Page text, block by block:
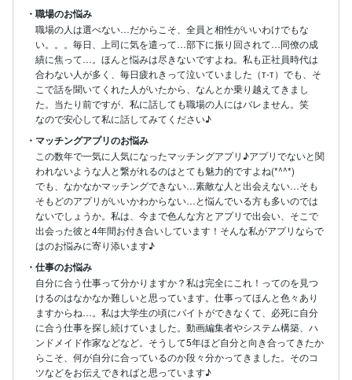
・職場のお悩み
職場の人は選べない…だからこそ、全員と相性がいいわけでもな
い。。。毎日、上司に気を遣って…部下に振り回されて…同僚の成
績に焦って…。ほんと悩みは尽きないですよね。私も正社員時代は
合わない人が多く、毎日疲れきって泣いていました（т-т）でも、そ
こで話を聞いてくれた人がいたから、なんとか乗り越えてきまし
た。当たり前ですが、私に話しても職場の人にはバレません。笑
なので安心して私に話してみてください♪
・マッチングアプリのお悩み
この数年で一気に人気になったマッチングアプリ♪アプリでないと関
われないような人と繋がれるのはとても魅力的ですよね(*^^*)
でも、なかなかマッチングできない…素敵な人と出会えない…そも
そもどのアプリがいいかわからない…と悩んでいる方も多いのでは
ないでしょうか。私は、今まで色んな方とアプリで出会い、そこで
出会った彼と4年間お付き合いしています！そんな私がアプリならで
はのお悩みに寄り添います♪
・仕事のお悩み
自分に合う仕事って分かりますか？私は完全にこれ！ってのを見つ
けるのはなかなか難しいと思っています。仕事ってほんと色々あり
ますからね…。私は大学生の頃にバイトができなくて、必死に自分
に合う仕事を探し続けていました。動画編集者やシステム構築、ハ
ンドメイド作家などなど。そうして5年ほど自分と向き合ってきたか
らこそ、何が自分に合っているのか段々分かってきました。そのコ
ツなどをお伝えできればと思っています♪